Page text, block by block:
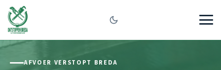
AFVOER VERSTOPT BREDA